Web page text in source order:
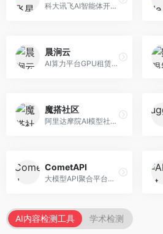
科大讯飞AI智能体开发平台，专注于企业级模型服务。面向企业用户，提供模型调用、智能体创建、行业解决方案等服务，中文能力突出。
晨涧云
AI算力平台GPU租赁服务，专注于弹性算力。面向开发者和研究者，提供GPU租赁、弹性调度、成本优化等服务，算力灵活。
魔搭社区
阿里达摩院AI模型社区，专注于中文AI生态。面向中文开发者，提供开源模型、数据集、开发工具等资源，中文模型丰富。
CometAPI
大模型API聚合平台，整合多种AI模型服务。面向开发者，提供统一接口、模型切换、监控分析等服务，API管理便捷。
AI内容检测工具 学术检测